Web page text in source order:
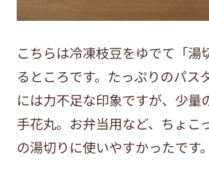
こちらは冷凍枝豆をゆでて「湯
るところです。たっぷりのパス
には力不足な印象ですが、少量
手花丸。お弁当用など、ちょこ
の湯切りに使いやすかったです。